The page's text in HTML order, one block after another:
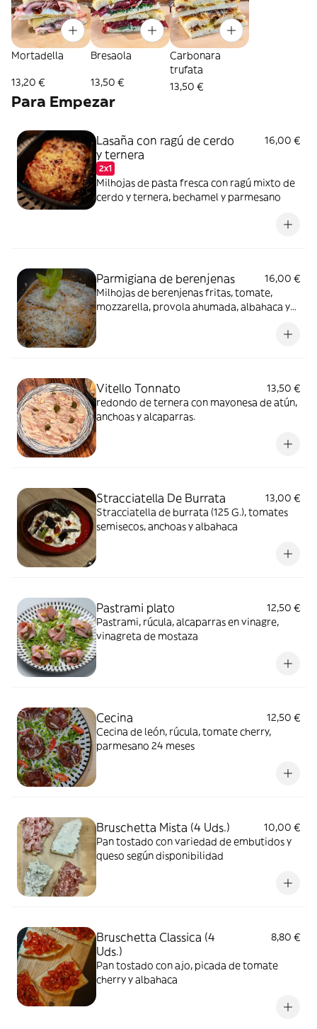
Mortadella
13,20 €
Bresaola
13,50 €
Carbonara
trufata
13,50 €
Para Empezar
Lasaña con ragú de cerdo
y ternera
2x1
16,00 €
Milhojas de pasta fresca con ragú mixto de
cerdo y ternera, bechamel y parmesano
Parmigiana de berenjenas
16,00 €
Milhojas de berenjenas fritas, tomate,
mozzarella, provola ahumada, albahaca y
Vitello Tonnato
13,50 €
redondo de ternera con mayonesa de atún,
anchoas y alcaparras.
Stracciatella De Burrata
13,00 €
Stracciatella de burrata (125 G.), tomates
semisecos, anchoas y albahaca
Pastrami plato
12,50 €
Pastrami, rúcula, alcaparras en vinagre,
vinagreta de mostaza
Cecina
12,50 €
Cecina de león, rúcula, tomate cherry,
parmesano 24 meses
Bruschetta Mista (4 Uds.)
10,00 €
Pan tostado con variedad de embutidos y
queso según disponibilidad
Bruschetta Classica (4
Uds.)
8,80 €
Pan tostado con ajo, picada de tomate
cherry y albahaca